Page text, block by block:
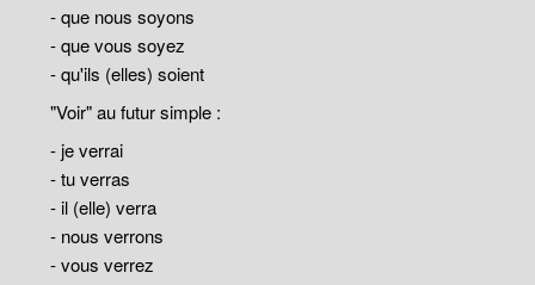
- que nous soyons
- que vous soyez
- qu'ils (elles) soient
"Voir" au futur simple :
- je verrai
- tu verras
- il (elle) verra
- nous verrons
- vous verrez